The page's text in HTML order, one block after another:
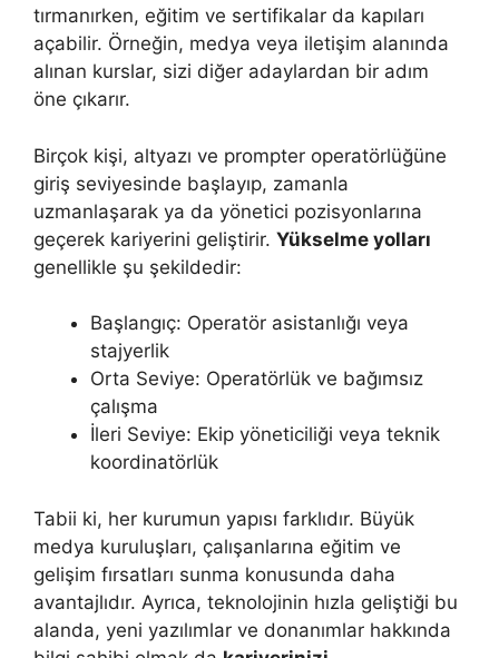
tırmanırken, eğitim ve sertifikalar da kapıları
açabilir. Örneğin, medya veya iletişim alanında
alınan kurslar, sizi diğer adaylardan bir adım
öne çıkarır.
Birçok kişi, altyazı ve prompter operatörlüğüne
giriş seviyesinde başlayıp, zamanla
uzmanlaşarak ya da yönetici pozisyonlarına
geçerek kariyerini geliştirir. Yükselme yolları
genellikle şu şekildedir:
Başlangıç: Operatör asistanlığı veya
stajyerlik
Orta Seviye: Operatörlük ve bağımsız
çalışma
İleri Seviye: Ekip yöneticiliği veya teknik
koordinatörlük
Tabii ki, her kurumun yapısı farklıdır. Büyük
medya kuruluşları, çalışanlarına eğitim ve
gelişim fırsatları sunma konusunda daha
avantajlıdır. Ayrıca, teknolojinin hızla geliştiği bu
alanda, yeni yazılımlar ve donanımlar hakkında